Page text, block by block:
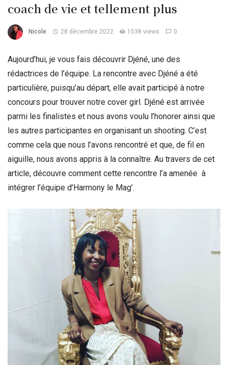
coach de vie et tellement plus
Nicole 28 décembre 2022 1538 views 0
Aujourd’hui, je vous fais découvrir Djéné, une des
rédactrices de l’équipe. La rencontre avec Djéné a été
particulière, puisqu’au départ, elle avait participé à notre
concours pour trouver notre cover girl. Djéné est arrivée
parmi les finalistes et nous avons voulu l’honorer ainsi que
les autres participantes en organisant un shooting. C’est
comme cela que nous l’avons rencontré et que, de fil en
aiguille, nous avons appris à la connaître. Au travers de cet
article, découvre comment cette rencontre l’a amenée à
intégrer l’équipe d’Harmony le Mag’.